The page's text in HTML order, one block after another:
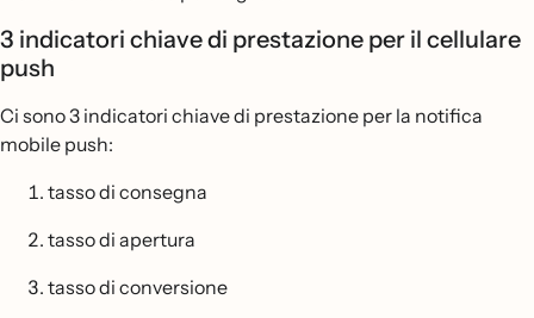
3 indicatori chiave di prestazione per il cellulare
push
Ci sono 3 indicatori chiave di prestazione per la notifica
mobile push:
tasso di consegna
tasso di apertura
tasso di conversione